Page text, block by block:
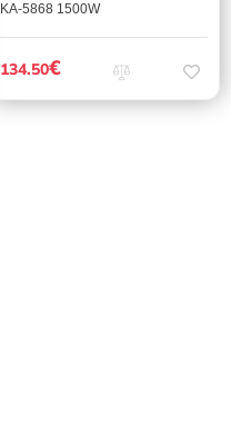
KA-5868 1500W
134.50€